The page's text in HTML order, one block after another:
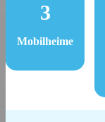
3
Mobilheime